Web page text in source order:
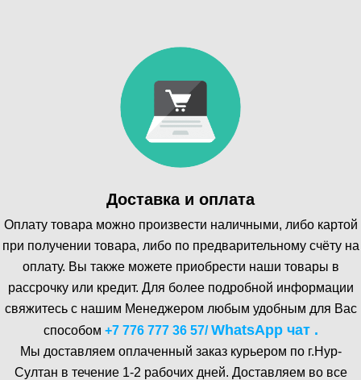
Доставка и оплата
Оплату товара можно произвести наличными, либо картой
при получении товара, либо по предварительному счёту на
оплату. Вы также можете приобрести наши товары в
рассрочку или кредит. Для более подробной информации
свяжитесь с нашим Менеджером любым удобным для Вас
способом +7 776 777 36 57/WhatsA pp чат .
Мы доставляем оплаченный заказ курьером по г.Нур-
Cултан в течение 1-2 рабочих дней. Доставляем во все